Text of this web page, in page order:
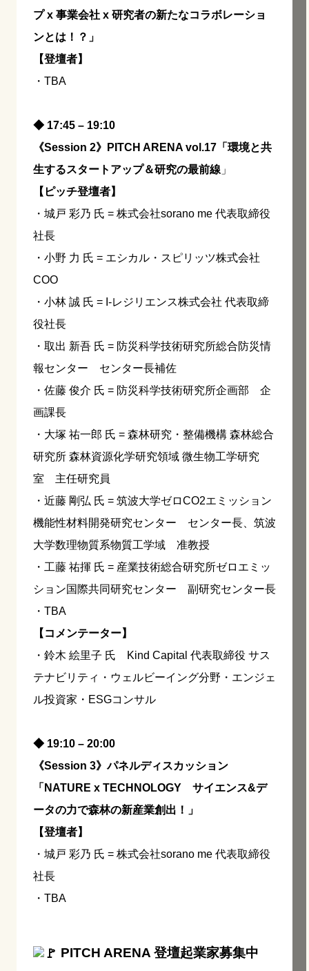
プ x 事業会社 x 研究者の新たなコラボレーショ
ンとは！？」
【登壇者】
・TBA
◆ 17:45 – 19:10
《Session 2》PITCH ARENA vol.17「環境と共
生するスタートアップ＆研究の最前線 」
【ピッチ登壇者】
・城戸 彩乃 氏 = 株式会社sorano me 代表取締役
社長
・小野 力 氏 = エシカル・スピリッツ株式会社
COO
・小林 誠 氏 = I-レジリエンス株式会社 代表取締
役社長
・取出 新吾 氏 = 防災科学技術研究所総合防災情
報センター センター長補佐
・佐藤 俊介 氏 = 防災科学技術研究所企画部 企
画課長
・大塚 祐一郎 氏 = 森林研究・整備機構 森林総合
研究所 森林資源化学研究領域 微生物工学研究
室 主任研究員
・近藤 剛弘 氏 = 筑波大学ゼロCO2エミッション
機能性材料開発研究センター センター長、筑波
大学数理物質系物質工学域 准教授
・工藤 祐揮 氏 = 産業技術総合研究所ゼロエミッ
ション国際共同研究センター 副研究センター長
・TBA
【コメンテーター】
・鈴木 絵里子 氏 Kind Capital 代表取締役 サス
テナビリティ・ウェルビーイング分野・エンジェ
ル投資家・ESGコンサル
◆ 19:10 – 20:00
《Session 3》パネルディスカッション
「NATURE x TECHNOLOGY サイエンス&デ
ータの力で森林の新産業創出！」
【登壇者】
・城戸 彩乃 氏 = 株式会社sorano me 代表取締役
社長
・TBA
PITCH ARENA 登壇起業家募集中